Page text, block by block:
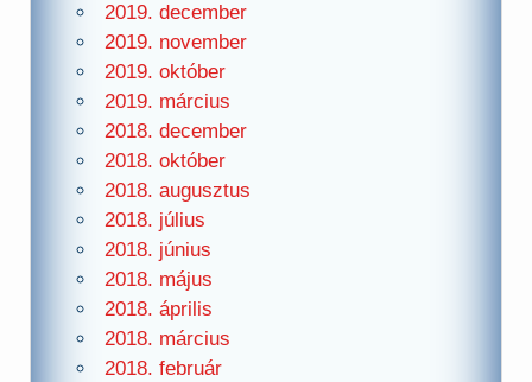
2019. december
2019. november
2019. október
2019. március
2018. december
2018. október
2018. augusztus
2018. július
2018. június
2018. május
2018. április
2018. március
2018. február